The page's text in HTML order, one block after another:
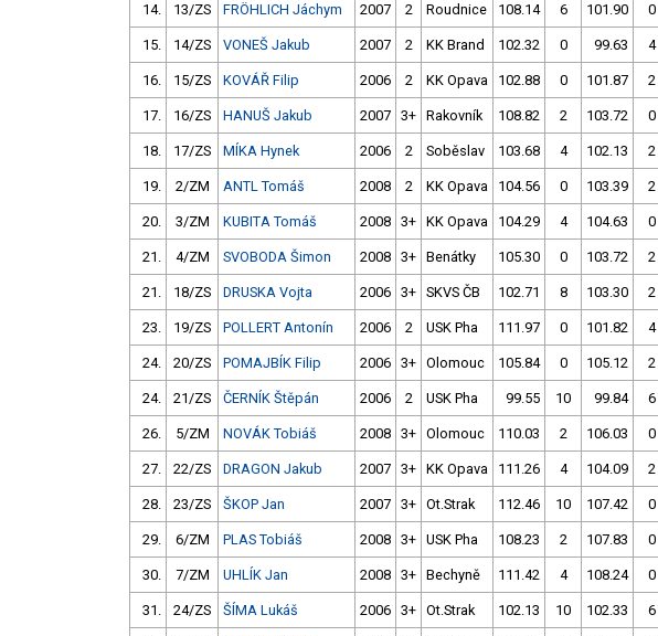
14. 13/ZS FRÖHLICH Jáchym 2007 2 Roudnice 108.14 6 101.90 0
15. 14/ZS VONEŠ Jakub 2007 2 KK Brand 102.32 0 99.63 4
16. 15/ZS KOVÁŘ Filip 2006 2 KK Opava 102.88 0 101.87 2
17. 16/ZS HANUŠ Jakub 2007 3+ Rakovník 108.82 2 103.72 0
18. 17/ZS MÍKA Hynek 2006 2 Soběslav 103.68 4 102.13 2
19. 2/ZM ANTL Tomáš 2008 2 KK Opava 104.56 0 103.39 2
20. 3/ZM KUBITA Tomáš 2008 3+ KK Opava 104.29 4 104.63 0
21. 4/ZM SVOBODA Šimon 2008 3+ Benátky 105.30 0 103.72 2
21. 18/ZS DRUSKA Vojta 2006 3+ SKVS ČB 102.71 8 103.30 2
23. 19/ZS POLLERT Antonín 2006 2 USK Pha 111.97 0 101.82 4
24. 20/ZS POMAJBÍK Filip 2006 3+ Olomouc 105.84 0 105.12 2
24. 21/ZS ČERNÍK Štěpán 2006 2 USK Pha 99.55 10 99.84 6
26. 5/ZM NOVÁK Tobiáš 2008 3+ Olomouc 110.03 2 106.03 0
27. 22/ZS DRAGON Jakub 2007 3+ KK Opava 111.26 4 104.09 2
28. 23/ZS ŠKOP Jan 2007 3+ Ot.Strak 112.46 10 107.42 0
29. 6/ZM PLAS Tobiáš 2008 3+ USK Pha 108.23 2 107.83 0
30. 7/ZM UHLÍK Jan 2008 3+ Bechyně 111.42 4 108.24 0
31. 24/ZS ŠÍMA Lukáš 2006 3+ Ot.Strak 102.13 10 102.33 6